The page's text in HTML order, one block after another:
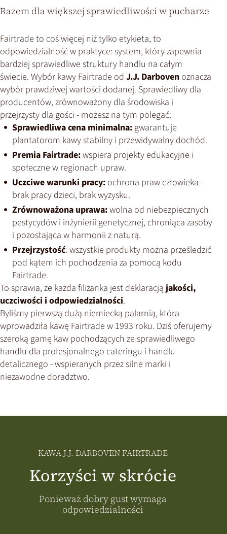
Razem dla większej sprawiedliwości w pucharze
Fairtrade to coś więcej niż tylko etykieta, to
odpowiedzialność w praktyce: system, który zapewnia
bardziej sprawiedliwe struktury handlu na całym
świecie. Wybór kawy Fairtrade od J.J. Darboven oznacza
wybór prawdziwej wartości dodanej. Sprawiedliwy dla
producentów, zrównoważony dla środowiska i
przejrzysty dla gości - możesz na tym polegać:
Sprawiedliwa cena minimalna: gwarantuje
plantatorom kawy stabilny i przewidywalny dochód.
Premia Fairtrade:wspiera projekty edukacyjne i
społeczne w regionach upraw.
Uczciwe warunki pracy: ochrona praw człowieka -
brak pracy dzieci, brak wyzysku.
Zrównoważona uprawa:wolna od niebezpiecznych
pestycydów i inżynierii genetycznej, chroniąca zasoby
i pozostająca w harmonii z naturą.
Przejrzystość: wszystkie produkty można prześledzić
pod kątem ich pochodzenia za pomocą kodu
Fairtrade.
To sprawia, że każda filiżanka jest deklaracjąjakości,
uczciwości i odpowiedzialności.
Byliśmy pierwszą dużą niemiecką palarnią, która
wprowadziła kawę Fairtrade w 1993 roku. Dziś oferujemy
szeroką gamę kaw pochodzących ze sprawiedliwego
handlu dla profesjonalnego cateringu i handlu
detalicznego - wspieranych przez silne marki i
niezawodne doradztwo.
KAWA J.J. DARBOVEN FAIRTRADE
Korzyści w skrócie
Ponieważ dobry gust wymaga
odpowiedzialności